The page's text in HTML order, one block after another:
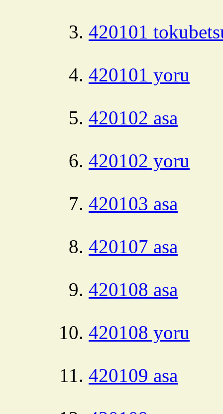
420101
420101 yoru
420102 asa
420102 yoru
420103 asa
420107 asa
420108 asa
420108 yoru
420109 asa